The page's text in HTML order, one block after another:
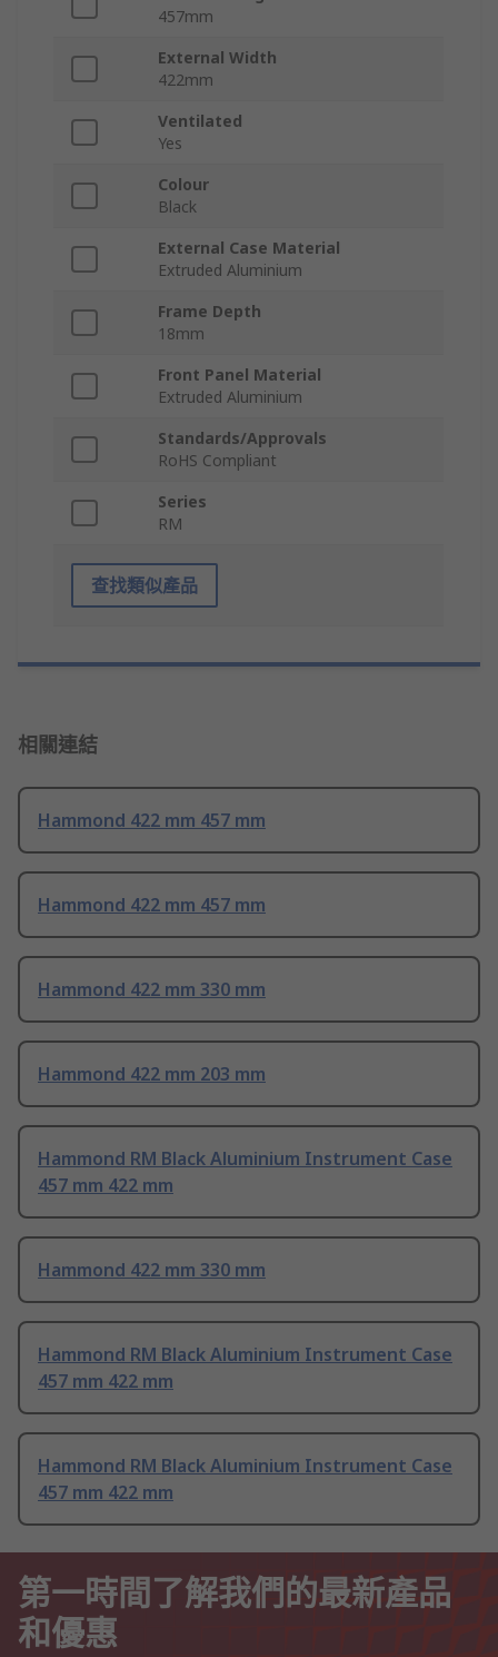
457mm
External Width
422mm
Ventilated
Yes
Colour
Black
External Case Material
Extruded Aluminium
Frame Depth
18mm
Front Panel Material
Extruded Aluminium
Standards/Approvals
RoHS Compliant
Series
RM
查找類似產品
相關連結
Hammond 422 mm 457 mm
Hammond 422 mm 457 mm
Hammond 422 mm 330 mm
Hammond 422 mm 203 mm
Hammond RM Black Aluminium Instrument Case
457 mm 422 mm
Hammond 422 mm 330 mm
Hammond RM Black Aluminium Instrument Case
457 mm 422 mm
Hammond RM Black Aluminium Instrument Case
457 mm 422 mm
第一時間了解我們的最新產品
和優惠